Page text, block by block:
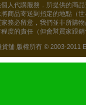
人代購服務，所提供的商
商品寄送到指定的地點（
務必留意，我們並非所購
度的責任（但會幫買家跟
舖 版權所有 © 2003-2011